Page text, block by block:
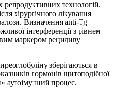
технологій.
хірургічного лікування
Визначення anti-Tg
інтерференції з рівнем
маркером рецидиву
зберігаються в
гормонів щитоподібної
аутоімунний процес.